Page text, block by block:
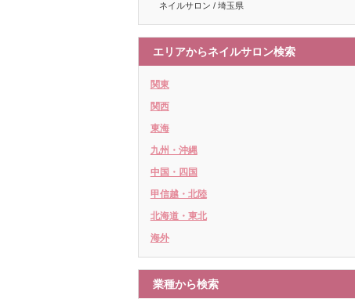
ネイルサロン / 埼玉県
エリアからネイルサロン検索
関東
関西
東海
九州・沖縄
中国・四国
甲信越・北陸
北海道・東北
海外
業種から検索